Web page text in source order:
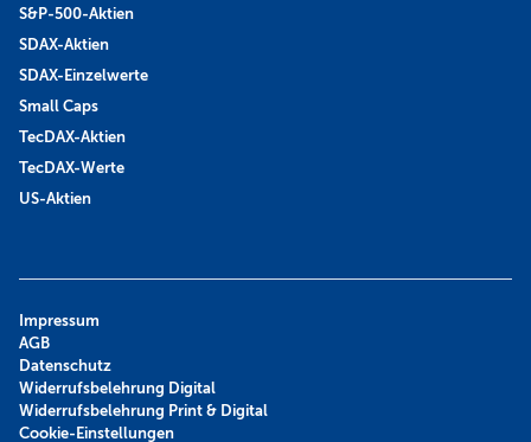
S&P-500-Aktien
SDAX-Aktien
SDAX-Einzelwerte
Small Caps
TecDAX-Aktien
TecDAX-Werte
US-Aktien
Impressum
AGB
Datenschutz
Widerrufsbelehrung Digital
Widerrufsbelehrung Print & Digital
Cookie-Einstellungen